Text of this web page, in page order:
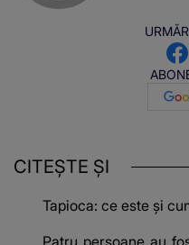
CITEȘTE ȘI
Tapioca: ce este și
Patru persoane au